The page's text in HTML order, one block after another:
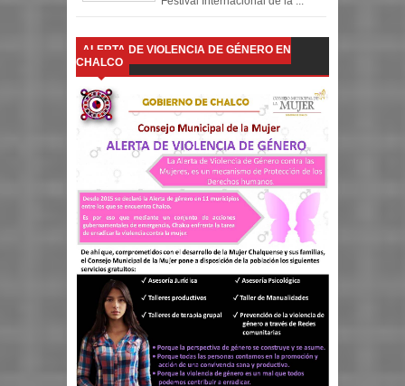
ALERTA DE VIOLENCIA DE GÉNERO EN
CHALCO